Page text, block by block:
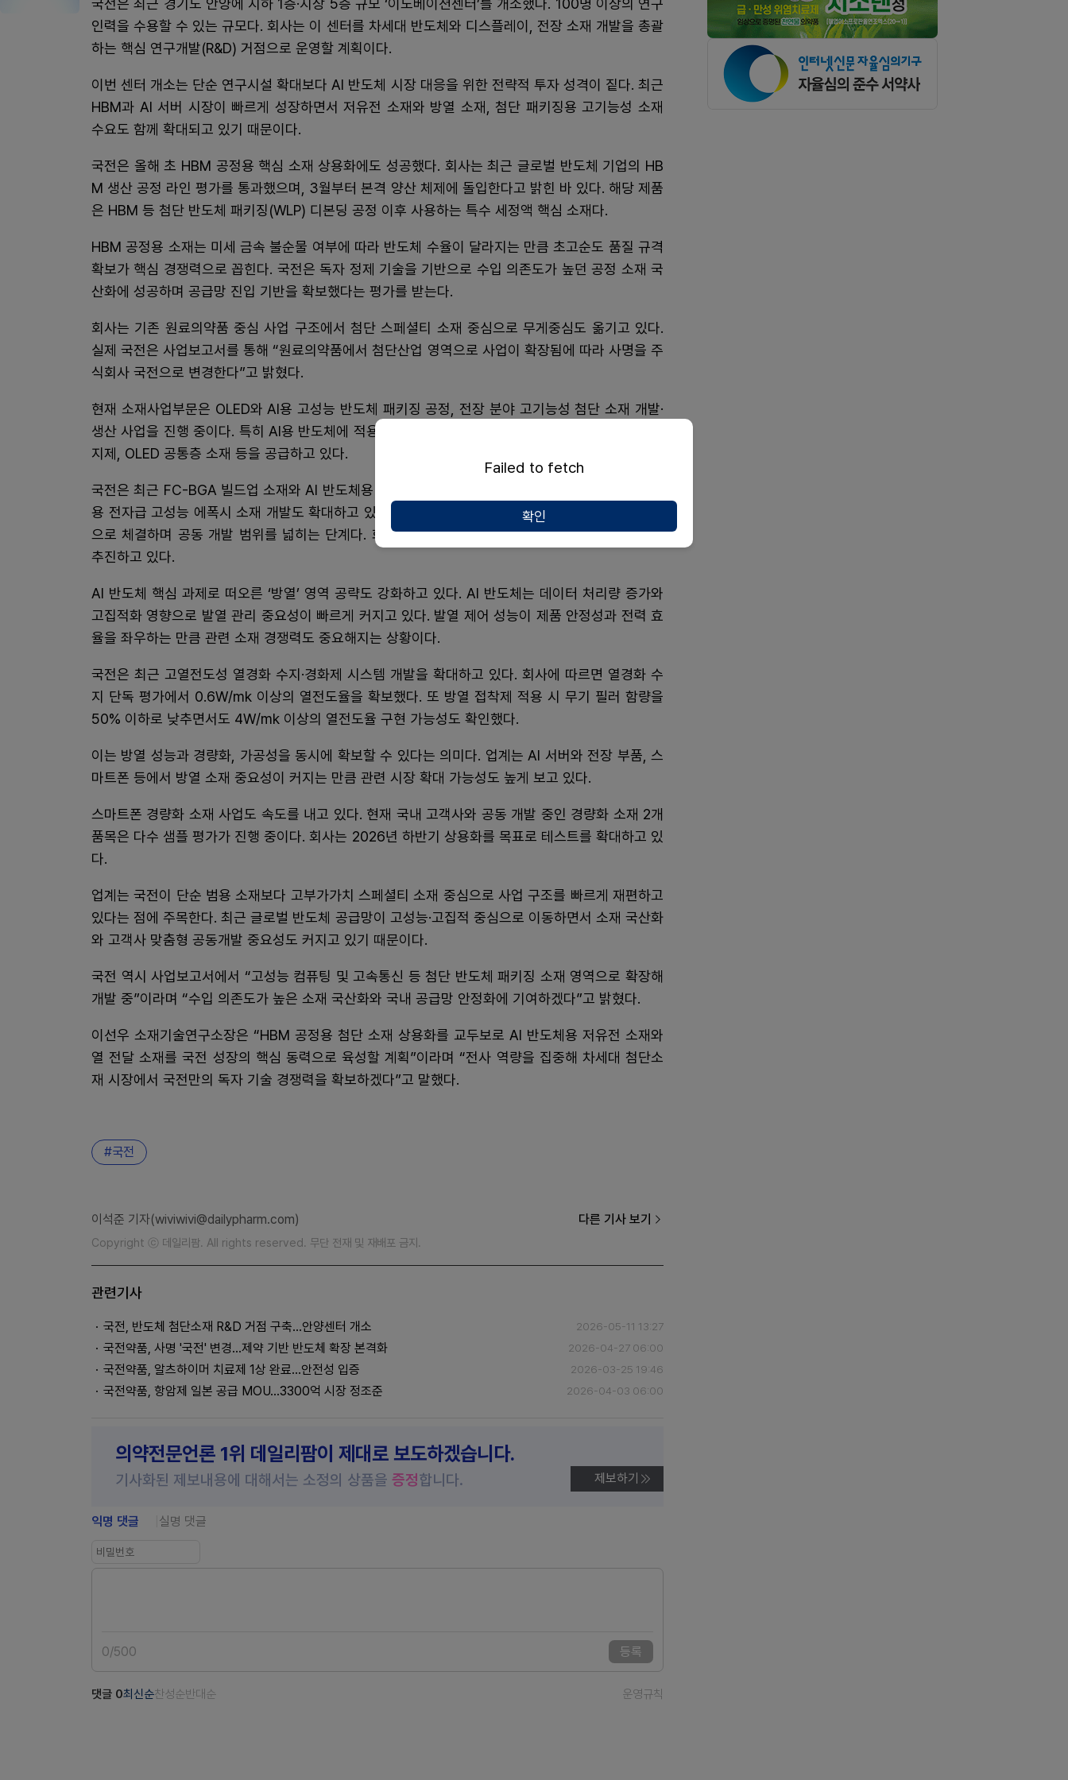
국전은 최근 경기도 안양에 지하 1층·지상 5층 규모 ‘이노베이션센터’를 개소했다. 100명 이상의 연구
인력을 수용할 수 있는 규모다. 회사는 이 센터를 차세대 반도체와 디스플레이, 전장 소재 개발을 총괄
하는 핵심 연구개발(R&D) 거점으로 운영할 계획이다.
이번 센터 개소는 단순 연구시설 확대보다 AI 반도체 시장 대응을 위한 전략적 투자 성격이 짙다. 최근
HBM과 AI 서버 시장이 빠르게 성장하면서 저유전 소재와 방열 소재, 첨단 패키징용 고기능성 소재
수요도 함께 확대되고 있기 때문이다.
국전은 올해 초 HBM 공정용 핵심 소재 상용화에도 성공했다. 회사는 최근 글로벌 반도체 기업의 HB
M 생산 공정 라인 평가를 통과했으며, 3월부터 본격 양산 체제에 돌입한다고 밝힌 바 있다. 해당 제품
은 HBM 등 첨단 반도체 패키징(WLP) 디본딩 공정 이후 사용하는 특수 세정액 핵심 소재다.
HBM 공정용 소재는 미세 금속 불순물 여부에 따라 반도체 수율이 달라지는 만큼 초고순도 품질 규격
확보가 핵심 경쟁력으로 꼽힌다. 국전은 독자 정제 기술을 기반으로 수입 의존도가 높던 공정 소재 국
산화에 성공하며 공급망 진입 기반을 확보했다는 평가를 받는다.
회사는 기존 원료의약품 중심 사업 구조에서 첨단 스페셜티 소재 중심으로 무게중심도 옮기고 있다.
실제 국전은 사업보고서를 통해 “원료의약품에서 첨단산업 영역으로 사업이 확장됨에 따라 사명을 주
식회사 국전으로 변경한다”고 밝혔다.
현재 소재사업부문은 OLED와 AI용 고성능 반도체 패키징 공정, 전장 분야 고기능성 첨단 소재 개발·
생산 사업을 진행 중이다. 특히 AI용 반도체에 적용되는 HBM 제조용 고순도 기능성 첨가제와 대전방
지제, OLED 공통층 소재 등을 공급하고 있다.
국전은 최근 FC-BGA 빌드업 소재와 AI 반도체용 CCL 기판 저유전 소재, 차세대 고단층 HBM MUF
용 전자급 고성능 에폭시 소재 개발도 확대하고 있다. 신규 고객사들과 NDA(비밀유지계약)를 순차적
으로 체결하며 공동 개발 범위를 넓히는 단계다. 회사는 2027년 상반기 양산 적용을 목표로 사업을
추진하고 있다.
AI 반도체 핵심 과제로 떠오른 ‘방열’ 영역 공략도 강화하고 있다. AI 반도체는 데이터 처리량 증가와
고집적화 영향으로 발열 관리 중요성이 빠르게 커지고 있다. 발열 제어 성능이 제품 안정성과 전력 효
율을 좌우하는 만큼 관련 소재 경쟁력도 중요해지는 상황이다.
국전은 최근 고열전도성 열경화 수지·경화제 시스템 개발을 확대하고 있다. 회사에 따르면 열경화 수
지 단독 평가에서 0.6W/mk 이상의 열전도율을 확보했다. 또 방열 접착제 적용 시 무기 필러 함량을
50% 이하로 낮추면서도 4W/mk 이상의 열전도율 구현 가능성도 확인했다.
이는 방열 성능과 경량화, 가공성을 동시에 확보할 수 있다는 의미다. 업계는 AI 서버와 전장 부품, 스
마트폰 등에서 방열 소재 중요성이 커지는 만큼 관련 시장 확대 가능성도 높게 보고 있다.
스마트폰 경량화 소재 사업도 속도를 내고 있다. 현재 국내 고객사와 공동 개발 중인 경량화 소재 2개
품목은 다수 샘플 평가가 진행 중이다. 회사는 2026년 하반기 상용화를 목표로 테스트를 확대하고 있
다.
업계는 국전이 단순 범용 소재보다 고부가가치 스페셜티 소재 중심으로 사업 구조를 빠르게 재편하고
있다는 점에 주목한다. 최근 글로벌 반도체 공급망이 고성능·고집적 중심으로 이동하면서 소재 국산화
와 고객사 맞춤형 공동개발 중요성도 커지고 있기 때문이다.
국전 역시 사업보고서에서 “고성능 컴퓨팅 및 고속통신 등 첨단 반도체 패키징 소재 영역으로 확장해
개발 중”이라며 “수입 의존도가 높은 소재 국산화와 국내 공급망 안정화에 기여하겠다”고 밝혔다.
이선우 소재기술연구소장은 “HBM 공정용 첨단 소재 상용화를 교두보로 AI 반도체용 저유전 소재와
열 전달 소재를 국전 성장의 핵심 동력으로 육성할 계획”이라며 “전사 역량을 집중해 차세대 첨단소
재 시장에서 국전만의 독자 기술 경쟁력을 확보하겠다”고 말했다.
국전
이석준 기자(wiviwivi@dailypharm.com) 다른 기사 보기
Copyright ⓒ 데일리팜. All rights reserved. 무단 전재 및 재배포 금지.
관련기사
국전, 반도체 첨단소재 R&D 거점 구축…안양센터 개소 2026-05-11 13:27
국전약품, 사명 '국전' 변경…제약 기반 반도체 확장 본격화 2026-04-27 06:00
국전약품, 알츠하이머 치료제 1상 완료…안전성 입증 2026-03-25 19:46
국전약품, 항암제 일본 공급 MOU…3300억 시장 정조준 2026-04-03 06:00
의약전문언론 1위 데일리팜이 제대로 보도하겠습니다.
기사화된 제보내용에 대해서는 소정의 상품을 증정합니다. 제보하기
익명 댓글 실명 댓글
0/500 등록
댓글 0최신순찬성순반대순 운영규칙
Failed to fetch
확인